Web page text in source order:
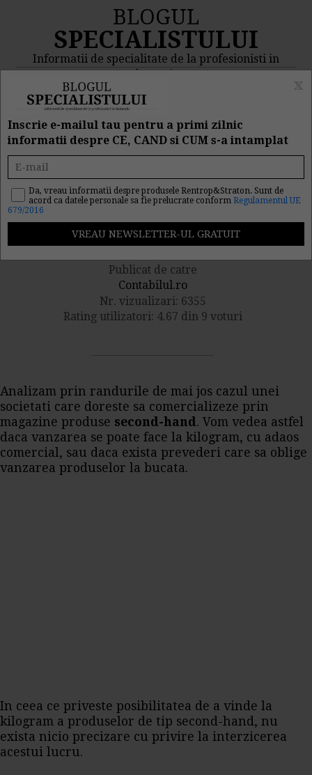
BLOGUL
SPECIALISTULUI
Informatii de specialitate de la profesionisti in
domeniu
MENIU
Vanzare produse second-
hand. Ce prevede
legislatia contabila?
Publicat de catre
Contabilul.ro
Nr. vizualizari: 6355
Rating utilizatori: 4.67 din 9 voturi
Analizam prin randurile de mai jos cazul unei
societati care doreste sa comercializeze prin
magazine produse second-hand. Vom vedea astfel
daca vanzarea se poate face la kilogram, cu adaos
comercial, sau daca exista prevederi care sa oblige
vanzarea produselor la bucata.
In ceea ce priveste posibilitatea de a vinde la
kilogram a produselor de tip second-hand, nu
exista nicio precizare cu privire la interzicerea
acestui lucru.
Inscrie e-mailul tau pentru a primi zilnic
informatii despre CE, CAND si CUM s-a intamplat
Da, vreau informatii despre produsele Rentrop&Straton. Sunt de
acord ca datele personale sa fie prelucrate conform Regulamentul UE
679/2016